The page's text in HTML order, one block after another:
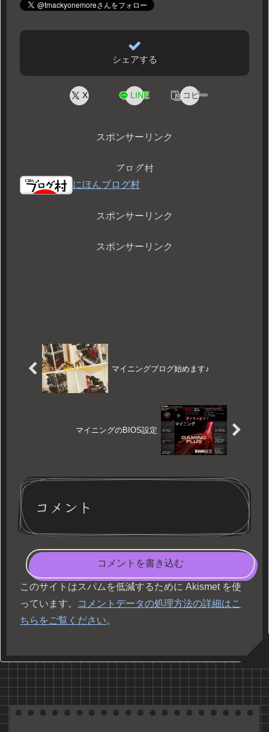
シェアする
X LINE コピー
スポンサーリンク
ブログ村
にほんブログ村
スポンサーリンク
スポンサーリンク
マイニングブログ始めます♪
マイニングのBIOS設定
コメント
コメントを書き込む
このサイトはスパムを低減するために Akismet を使
っています。
コメントデータの処理方法の詳細はこ
ちらをご覧ください。